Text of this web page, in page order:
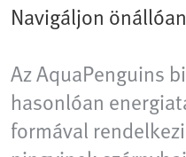
Navigáljon
Az AquaPenguins
hasonlóan
formával